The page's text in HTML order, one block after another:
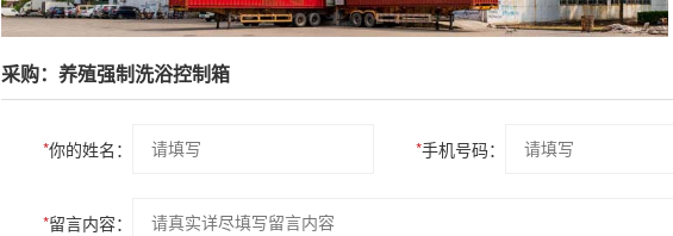
采购：养殖强制洗浴控制箱
*你的姓名： *手机号码：
*留言内容：